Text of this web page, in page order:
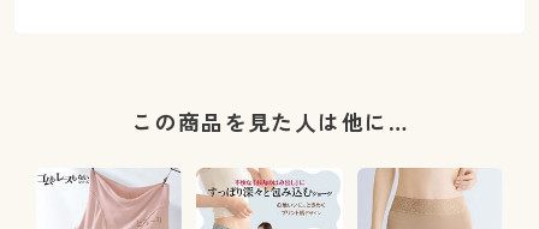
この商品を見た人は他に…